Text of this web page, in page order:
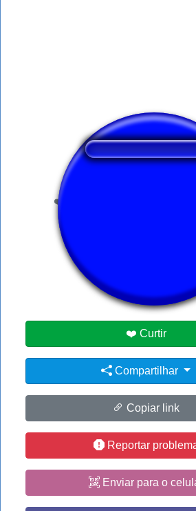
❤️ usuários gostaram
🔊 509 usuários ouviram este
👁️ 1796 usuários visitaram
❤️ Curtir
Compartilhar
Copiar link
Reportar
Enviar para o